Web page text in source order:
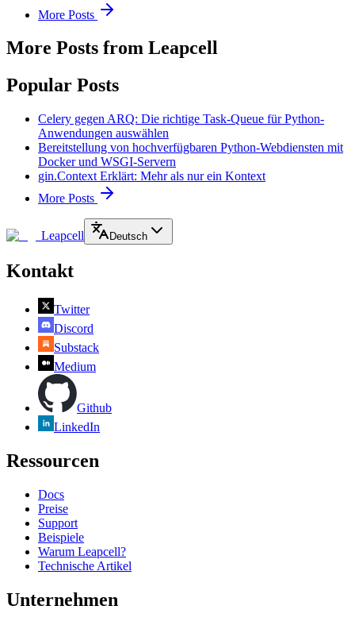
More Posts
More Posts from Leapcell
Popular Posts
Celery gegen ARQ: Die richtige Task-Queue für Python-
Anwendungen auswählen
Bereitstellung von hochverfügbaren Python-Webdiensten mit
Docker und WSGI-Servern
gin.Context Erklärt: Mehr als nur ein Kontext
More Posts
Leapcell Deutsch
Kontakt
Twitter
Discord
Substack
Medium
Github
LinkedIn
Ressourcen
Docs
Preise
Support
Beispiele
Warum Leapcell?
Technische Artikel
Unternehmen